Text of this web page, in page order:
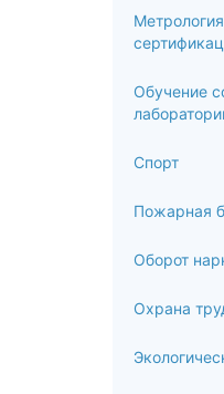
Обучение
Спорт
Пожарная
Оборот
Охрана